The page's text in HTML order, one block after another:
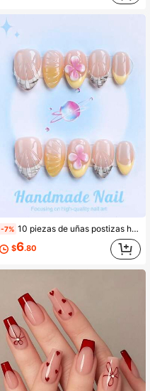
-7% 10 piezas de uñas postizas hechas a mano, forma de almendra corta, uñas falsas, estilo Y2K, resistentes, reutilizables, amarillas, combinadas con estilo francés, diseño 3D, adecuadas para uso diario, fiestas, vacaciones y también el mejor regalo festivo para niñas y mujeres.
$6.80